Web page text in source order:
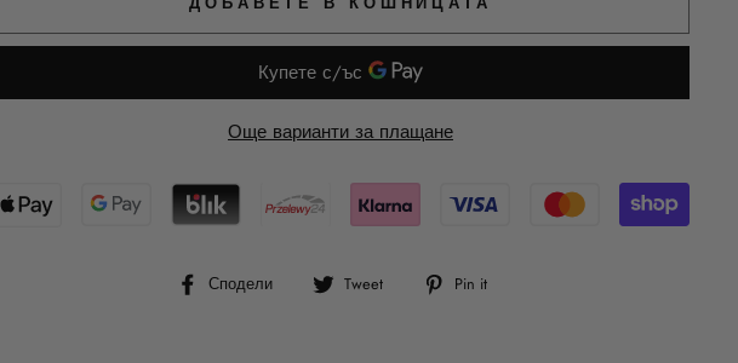
Още варианти за плащане
Сподели
СподелиTweet
Tweet Pin it